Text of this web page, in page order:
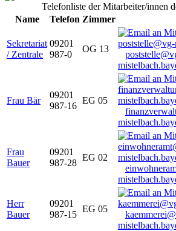
Telefonliste der Mitarbeiter/innen
Name
Telefon Zimmer
Sekretariat
/ Zentrale
09201
987-0
OG 13
Frau Bär
09201
987-16
EG 05
Frau
Bauer
09201
987-28
EG 02
Herr
Bauer
09201
987-15
EG 05